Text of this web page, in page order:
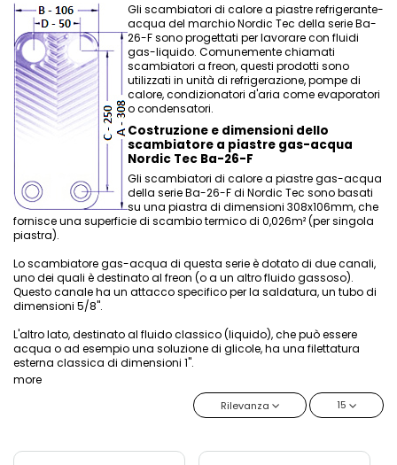
Gli scambiatori di calore a piastre refrigerante-
acqua del marchio Nordic Tec della serie Ba-
26-F sono progettati per lavorare con fluidi
gas-liquido. Comunemente chiamati
scambiatori a freon, questi prodotti sono
utilizzati in unità di refrigerazione, pompe di
calore, condizionatori d'aria come evaporatori
o condensatori.
Costruzione e dimensioni dello
scambiatore a piastre gas-acqua
Nordic Tec Ba-26-F
Gli scambiatori di calore a piastre gas-acqua
della serie Ba-26-F di Nordic Tec sono basati
su una piastra di dimensioni 308x106mm, che
fornisce una superficie di scambio termico di 0,026m² (per singola
piastra).
Lo scambiatore gas-acqua di questa serie è dotato di due canali,
uno dei quali è destinato al freon (o a un altro fluido gassoso).
Questo canale ha un attacco specifico per la saldatura, un tubo di
dimensioni 5/8".
L'altro lato, destinato al fluido classico (liquido), che può essere
acqua o ad esempio una soluzione di glicole, ha una filettatura
esterna classica di dimensioni 1".
more
Rilevanza 15